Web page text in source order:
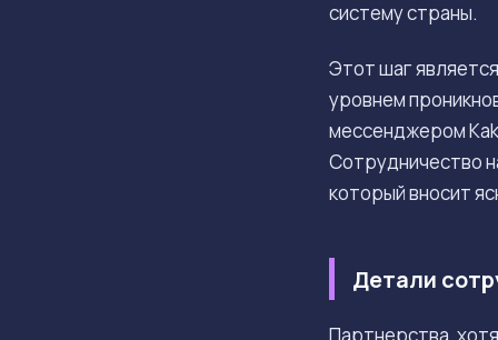
систему страны.
Этот шаг
уровнем
мессенджером
Сотрудничество
который вносит
Детали